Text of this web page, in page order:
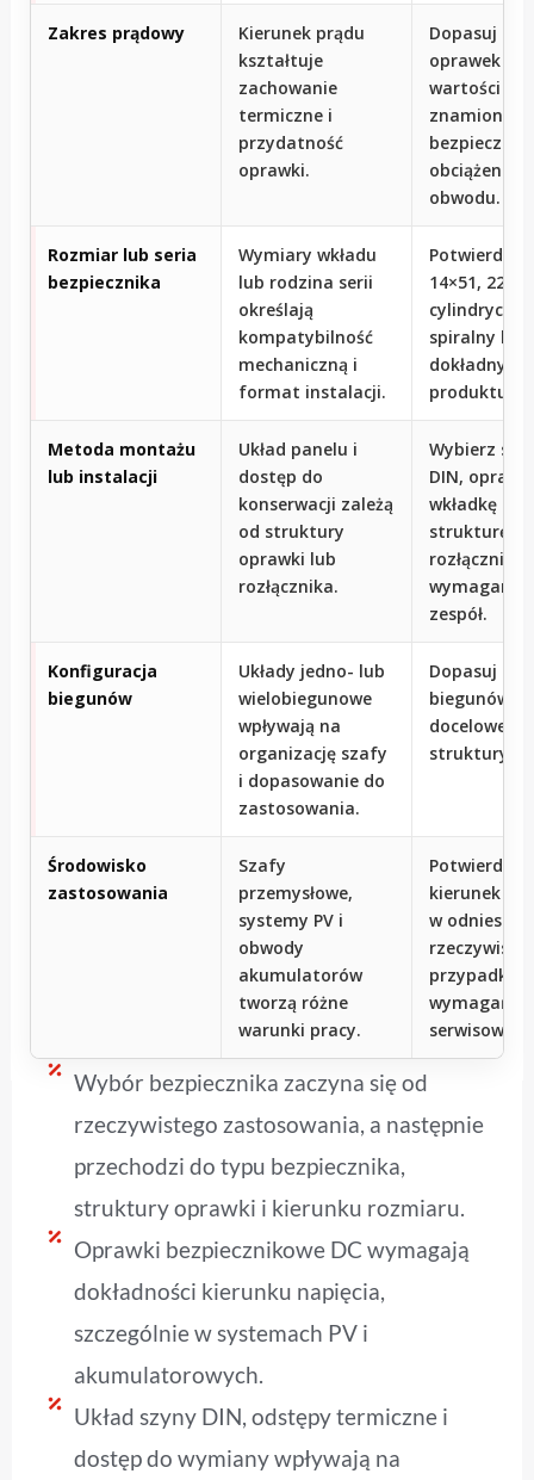
Zakres prądowy
Kierunek prądu
kształtuje
zachowanie
termiczne i
przydatność
oprawki.
Dopasuj
oprawek do
wartości
obciążenia
obwodu.
Rozmiar lub seria
bezpiecznika
Wymiary wkładu
lub rodzina serii
określają
kompatybilność
mechaniczną i
format instalacji.
Potwierdź
14×51,
spiralny lub
dokładny
produktu.
Metoda montażu
lub instalacji
Układ panelu i
dostęp do
konserwacji zależą
od struktury
oprawki lub
rozłącznika.
Wybierz
DIN,
wkładkę lub
strukturę
rozłącznika
wymaganą
zespół.
Konfiguracja
biegunów
Układy jedno- lub
wielobiegunowe
wpływają na
organizację szafy
i dopasowanie do
zastosowania.
Dopasuj
biegunów
docelowej
struktury
Środowisko
zastosowania
Szafy
przemysłowe,
systemy PV i
obwody
akumulatorów
tworzą różne
warunki pracy.
Potwierdź
kierunek
w
przypadku
wymagań
Wybór bezpiecznika zaczyna się od
rzeczywistego zastosowania, a następnie
przechodzi do typu bezpiecznika,
struktury oprawki i kierunku rozmiaru.
Oprawki bezpiecznikowe DC wymagają
dokładności kierunku napięcia,
szczególnie w systemach PV i
akumulatorowych.
Układ szyny DIN, odstępy termiczne i
dostęp do wymiany wpływają na